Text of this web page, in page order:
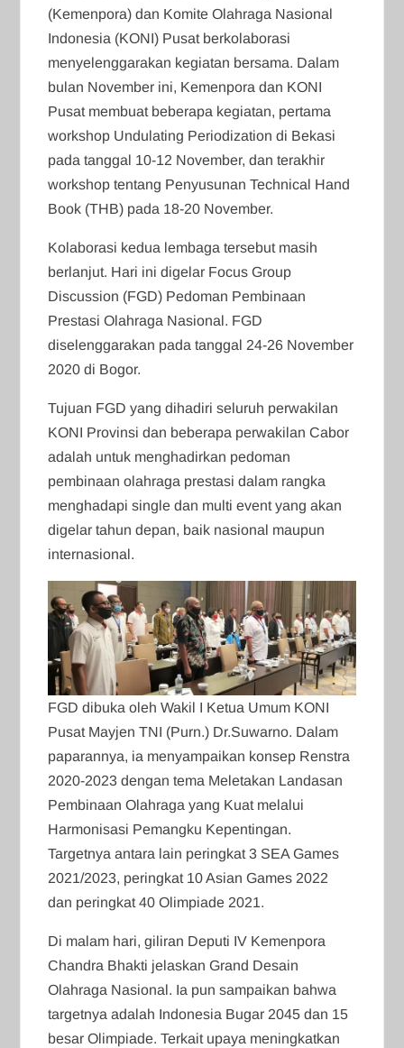
(Kemenpora) dan Komite Olahraga Nasional
Indonesia (KONI) Pusat berkolaborasi
menyelenggarakan kegiatan bersama. Dalam
bulan November ini, Kemenpora dan KONI
Pusat membuat beberapa kegiatan, pertama
workshop Undulating Periodization di Bekasi
pada tanggal 10-12 November, dan terakhir
workshop tentang Penyusunan Technical Hand
Book (THB) pada 18-20 November.
Kolaborasi kedua lembaga tersebut masih
berlanjut. Hari ini digelar Focus Group
Discussion (FGD) Pedoman Pembinaan
Prestasi Olahraga Nasional. FGD
diselenggarakan pada tanggal 24-26 November
2020 di Bogor.
Tujuan FGD yang dihadiri seluruh perwakilan
KONI Provinsi dan beberapa perwakilan Cabor
adalah untuk menghadirkan pedoman
pembinaan olahraga prestasi dalam rangka
menghadapi single dan multi event yang akan
digelar tahun depan, baik nasional maupun
internasional.
FGD dibuka oleh Wakil I Ketua Umum KONI
Pusat Mayjen TNI (Purn.) Dr.Suwarno. Dalam
paparannya, ia menyampaikan konsep Renstra
2020-2023 dengan tema Meletakan Landasan
Pembinaan Olahraga yang Kuat melalui
Harmonisasi Pemangku Kepentingan.
Targetnya antara lain peringkat 3 SEA Games
2021/2023, peringkat 10 Asian Games 2022
dan peringkat 40 Olimpiade 2021.
Di malam hari, giliran Deputi IV Kemenpora
Chandra Bhakti jelaskan Grand Desain
Olahraga Nasional. Ia pun sampaikan bahwa
targetnya adalah Indonesia Bugar 2045 dan 15
besar Olimpiade. Terkait upaya meningkatkan